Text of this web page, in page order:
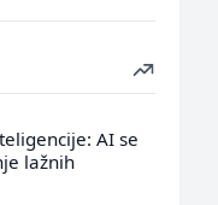
AI se
lažnih